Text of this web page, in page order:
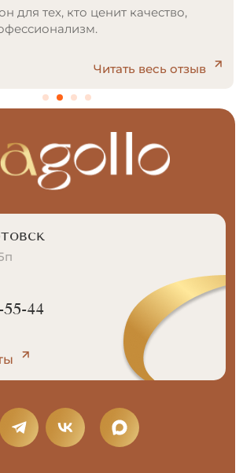
для тех, кто ценит качество,
Читать весь отзыв
55-44